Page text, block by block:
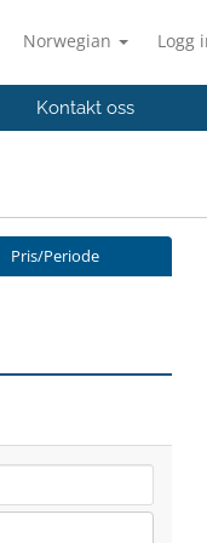
Norwegian Logg
Kontakt oss
Pris/Periode